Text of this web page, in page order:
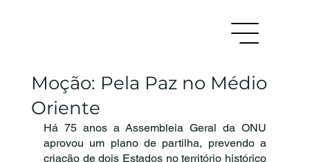
Moção: Pela Paz no Médio
Oriente
Há 75 anos a Assembleia Geral da ONU
aprovou um plano de partilha, prevendo a
criação de dois Estados no território histórico